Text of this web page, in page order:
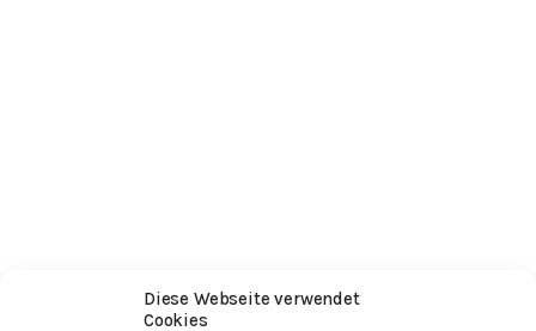
Diese Webseite verwendet
Cookies